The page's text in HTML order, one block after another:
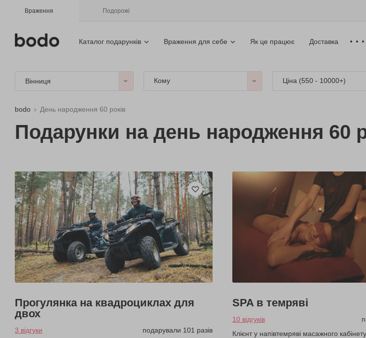
Враження Подорожі
Каталог подарунків Враження для себе Як це працює Доставка
Вінниця Кому Ціна (550 - 10000+)
bodo День народження 60 років
Подарунки на день народження 60
Прогулянка на квадроциклах для
двох
3 відгуки
подарували 101 разів
SPA в темряві
10 відгуків
Клієнт у напівтемряві масажного кабінету